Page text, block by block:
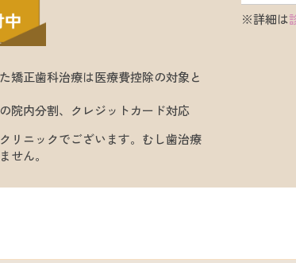
矯正歯科治療は医療費控除の対象と
院内分割、クレジットカード対応
リニックでございます。むし歯治療
せん。
※詳細は